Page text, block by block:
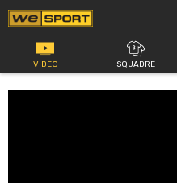
Vai
al
contenuto
VIDEO SQUADRE